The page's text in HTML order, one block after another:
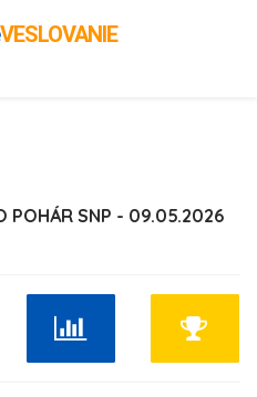
VESLOVANIE
POHÁR SNP - 09.05.2026